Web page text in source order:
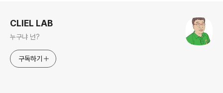
CLIEL LAB
누구냐 넌?
구독하기